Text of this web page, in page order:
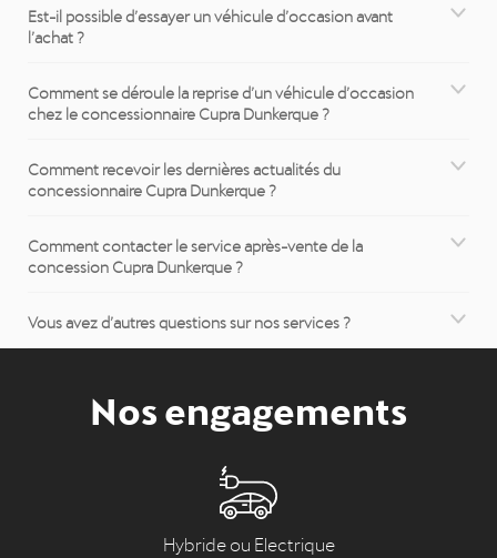
Est-il possible d’essayer un véhicule d’occasion avant
l’achat ?
Comment se déroule la reprise d’un véhicule d’occasion
chez le concessionnaire Cupra Dunkerque ?
Comment recevoir les dernières actualités du
concessionnaire Cupra Dunkerque ?
Comment contacter le service après-vente de la
concession Cupra Dunkerque ?
Vous avez d’autres questions sur nos services ?
Nos engagements
Hybride ou Electrique